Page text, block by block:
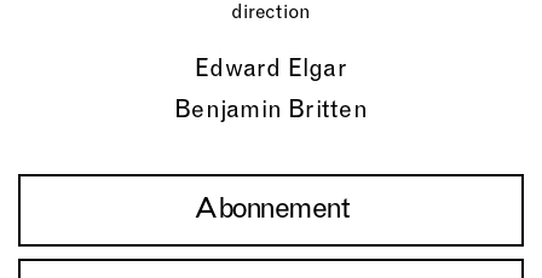
Abonnement
direction
Edward Elgar
Benjamin Britten